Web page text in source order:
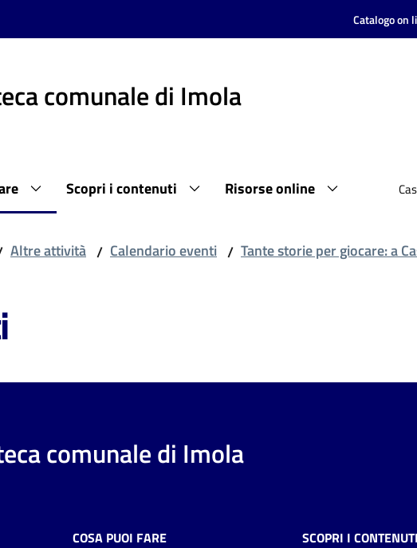
Catalogo on
comunale di Imola
Scopri i contenuti Risorse online
Altre attività / Calendario eventi / Tante storie per giocare: a
comunale di Imola
COSA PUOI FARE SCOPRI I CONTENUTI